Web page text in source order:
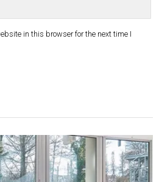
in this browser for the next time I